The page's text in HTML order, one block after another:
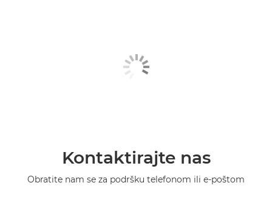
Kontaktirajte nas
Obratite nam se za podršku telefonom ili e-poštom